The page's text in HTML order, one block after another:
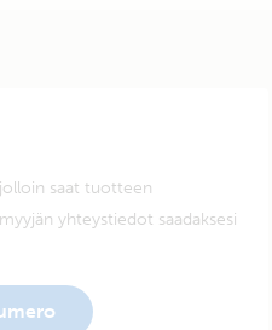
saat tuotteen
yhteystiedot saadaksesi